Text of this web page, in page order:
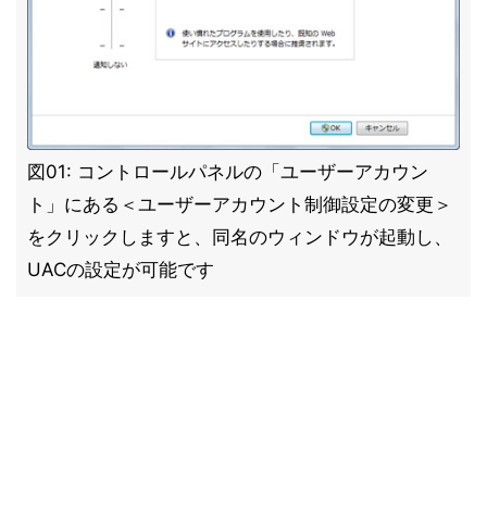
図01: コントロールパネルの「ユーザーアカウン
ト」にある＜ユーザーアカウント制御設定の変更＞
をクリックしますと、同名のウィンドウが起動し、
UACの設定が可能です